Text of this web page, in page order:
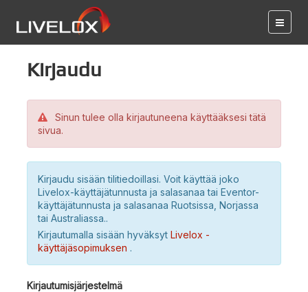
Kirjaudu
Sinun tulee olla kirjautuneena käyttääksesi tätä
sivua.
Kirjaudu sisään tilitiedoillasi. Voit käyttää joko
Livelox-käyttäjätunnusta ja salasanaa tai Eventor-
käyttäjätunnusta ja salasanaa Ruotsissa, Norjassa
tai Australiassa..
Kirjautumalla sisään hyväksyt Livelox -
käyttäjäsopimuksen .
Kirjautumisjärjestelmä